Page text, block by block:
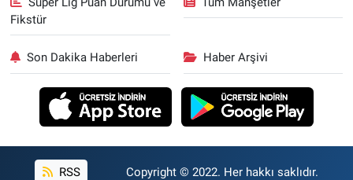
Fikstür
Son Dakika Haberleri Haber Arşivi
RSS Copyright © 2022. Her hakkı saklıdır.